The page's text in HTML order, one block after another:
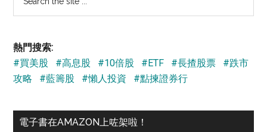
熱門搜索:
#買美股
#高息股 #10倍股 #ETF #長揸股票
#跌市
攻略
#藍籌股 #懶人投資 #點揀證券行
電子書在AMAZON上咗架啦！